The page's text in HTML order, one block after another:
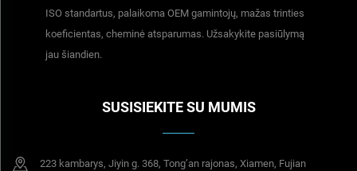
ISO standartus, palaikoma OEM gamintojų, mažas trinties
koeficientas, cheminė atsparumas. Užsakykite pasiūlymą
jau šiandien.
SUSISIEKITE SU MUMIS
223 kambarys, Jiyin g. 368, Tong’an rajonas, Xiamen, Fujian